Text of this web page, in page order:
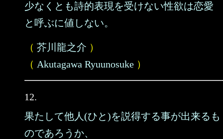
少なくとも詩的表現を受けない性欲は恋愛
と呼ぶに値しない。
（ 芥川龍之介 ）
（ Akutagawa Ryuunosuke ）
12.
果たして他人(ひと)を説得する事が出来るも
のであろうか、